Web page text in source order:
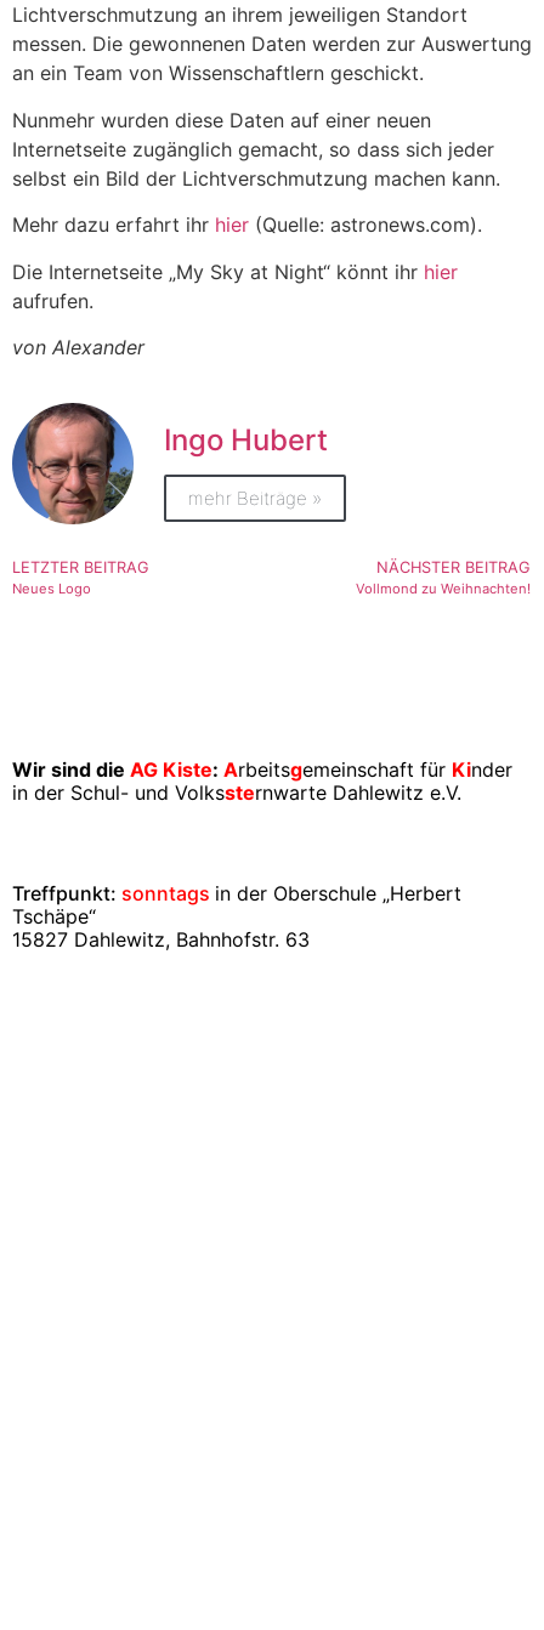
Lichtverschmutzung an ihrem jeweiligen Standort
messen. Die gewonnenen Daten werden zur Auswertung
an ein Team von Wissenschaftlern geschickt.
Nunmehr wurden diese Daten auf einer neuen
Internetseite zugänglich gemacht, so dass sich jeder
selbst ein Bild der Lichtverschmutzung machen kann.
Mehr dazu erfahrt ihr hier (Quelle: astronews.com).
Die Internetseite „My Sky at Night“ könnt ihr hier
aufrufen.
von Alexander
Ingo Hubert
mehr Beiträge »
LETZTER BEITRAG
Neues Logo
NÄCHSTER BEITRAG
Vollmond zu Weihnachten!
Wir sind die AG Kiste: Arbeitsgemeinschaft für Kinder
in der Schul- und Volkssternwarte Dahlewitz e.V.
Treffpunkt: sonntags in der Oberschule „Herbert
Tschäpe“
15827 Dahlewitz, Bahnhofstr. 63